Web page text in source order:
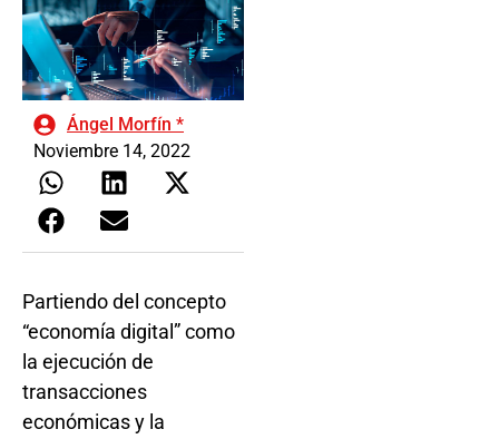
Ángel Morfín *
Noviembre 14, 2022
Partiendo del concepto
“economía digital” como
la ejecución de
transacciones
económicas y la